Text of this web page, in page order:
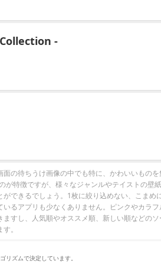
-
の待ちうけ画像の中でも特に、かわいいもの
特徴ですが、様々なジャンルやテイストの壁
できるでしょう。1枚に絞り込めない、こまめ
るアプリも少なくありません。ピンクやカラ
すし、人気順やオススメ順、新しい順などの
。
ズムで決定しています。